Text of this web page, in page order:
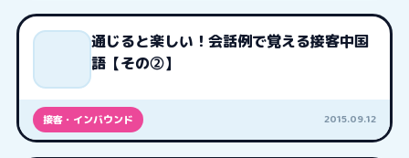
通じると楽しい！会話例で覚える接客中国
語【その②】
接客・インバウンド 2015.09.12